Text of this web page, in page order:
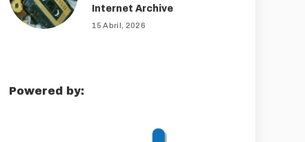
Internet Archive
15 Abril, 2026
Powered by: